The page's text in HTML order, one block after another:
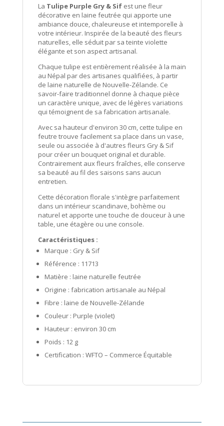
La Tulipe Purple Gry & Sifest une fleur
décorative en laine feutrée qui apporte une
ambiance douce, chaleureuse et intemporelle à
votre intérieur. Inspirée de la beauté des fleurs
naturelles, elle séduit par sa teinte violette
élégante et son aspect artisanal.
Chaque tulipe est entièrement réalisée à la main
au Népal par des artisanes qualifiées, à partir
de laine naturelle de Nouvelle-Zélande. Ce
savoir-faire traditionnel donne à chaque pièce
un caractère unique, avec de légères variations
qui témoignent de sa fabrication artisanale.
Avec sa hauteur d'environ 30 cm, cette tulipe en
feutre trouve facilement sa place dans un vase,
seule ou associée à d'autres fleurs Gry & Sif
pour créer un bouquet original et durable.
Contrairement aux fleurs fraîches, elle conserve
sa beauté au fil des saisons sans aucun
entretien.
Cette décoration florale s'intègre parfaitement
dans un intérieur scandinave, bohème ou
naturel et apporte une touche de douceur à une
table, une étagère ou une console.
Caractéristiques :
Marque : Gry & Sif
Référence : 11713
Matière : laine naturelle feutrée
Origine : fabrication artisanale au Népal
Fibre : laine de Nouvelle-Zélande
Couleur : Purple (violet)
Hauteur : environ 30 cm
Poids : 12 g
Certification : WFTO – Commerce Équitable